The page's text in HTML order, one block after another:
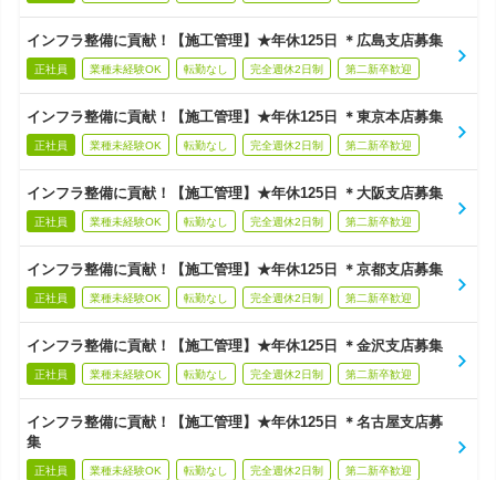
インフラ整備に貢献！【施工管理】★年休125日 ＊広島支店募集
正社員 業種未経験OK 転勤なし 完全週休2日制 第二新卒歓迎
インフラ整備に貢献！【施工管理】★年休125日 ＊東京本店募集
正社員 業種未経験OK 転勤なし 完全週休2日制 第二新卒歓迎
インフラ整備に貢献！【施工管理】★年休125日 ＊大阪支店募集
正社員 業種未経験OK 転勤なし 完全週休2日制 第二新卒歓迎
インフラ整備に貢献！【施工管理】★年休125日 ＊京都支店募集
正社員 業種未経験OK 転勤なし 完全週休2日制 第二新卒歓迎
インフラ整備に貢献！【施工管理】★年休125日 ＊金沢支店募集
正社員 業種未経験OK 転勤なし 完全週休2日制 第二新卒歓迎
インフラ整備に貢献！【施工管理】★年休125日 ＊名古屋支店募
集
正社員 業種未経験OK 転勤なし 完全週休2日制 第二新卒歓迎